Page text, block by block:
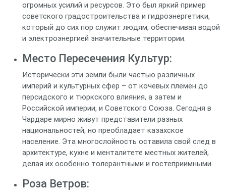
огромных усилий и ресурсов. Это был яркий пример
советского градостроительства и гидроэнергетики,
который до сих пор служит людям, обеспечивая водой
и электроэнергией значительные территории.
Место Пересечения Культур:
Исторически эти земли были частью различных
империй и культурных сфер – от кочевых племен до
персидского и тюркского влияния, а затем и
Российской империи, и Советского Союза. Сегодня в
Чардаре мирно живут представители разных
национальностей, но преобладает казахское
население. Эта многослойность оставила свой след в
архитектуре, кухне и менталитете местных жителей,
делая их особенно толерантными и гостеприимными.
Роза Ветров: